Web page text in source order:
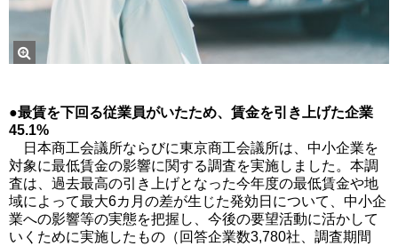
●最賃を下回る従業員がいたため、賃金を引き上げた企業
45.1%
日本商工会議所ならびに東京商工会議所は、中小企業を
対象に最低賃金の影響に関する調査を実施しました。本調
査は、過去最高の引き上げとなった今年度の最低賃金や地
域によって最大6カ月の差が生じた発効日について、中小企
業への影響等の実態を把握し、今後の要望活動に活かして
いくために実施したもの（回答企業数3,780社、調査期間